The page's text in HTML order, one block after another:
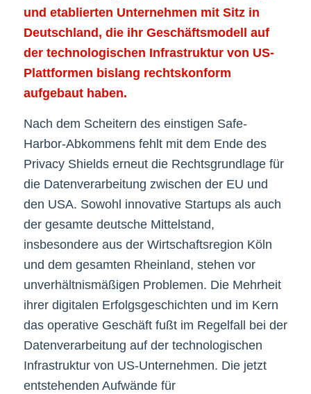
und etablierten Unternehmen mit Sitz in
Deutschland, die ihr Geschäftsmodell auf
der technologischen Infrastruktur von US-
Plattformen bislang rechtskonform
aufgebaut haben.
Nach dem Scheitern des einstigen Safe-
Harbor-Abkommens fehlt mit dem Ende des
Privacy Shields erneut die Rechtsgrundlage für
die Datenverarbeitung zwischen der EU und
den USA. Sowohl innovative Startups als auch
der gesamte deutsche Mittelstand,
insbesondere aus der Wirtschaftsregion Köln
und dem gesamten Rheinland, stehen vor
unverhältnismäßigen Problemen. Die Mehrheit
ihrer digitalen Erfolgsgeschichten und im Kern
das operative Geschäft fußt im Regelfall bei der
Datenverarbeitung auf der technologischen
Infrastruktur von US-Unternehmen. Die jetzt
entstehenden Aufwände für